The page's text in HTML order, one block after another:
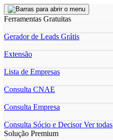
Ferramentas Gratuitas
Gerador de Leads Grátis
Extensão
Lista de Empresas
Consulta CNAE
Consulta Empresa
Consulta Sócio e DecisorVer todas
Solução Premium